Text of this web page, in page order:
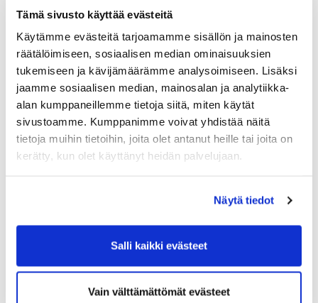
Tämä sivusto käyttää evästeitä
Käytämme evästeitä tarjoamamme sisällön ja mainosten
räätälöimiseen, sosiaalisen median ominaisuuksien
tukemiseen ja kävijämäärämme analysoimiseen. Lisäksi
jaamme sosiaalisen median, mainosalan ja analytiikka-
alan kumppaneillemme tietoja siitä, miten käytät
sivustoamme. Kumppanimme voivat yhdistää näitä
tietoja muihin tietoihin, joita olet antanut heille tai joita on
kerätty, kun olet käyttänyt heidän palvelujaan.
Näytä tiedot
Salli kaikki evästeet
Vain välttämättömät evästeet
Oletko järjestämässä rentoja juhlia -
synttärit isommallekin porukalle! Lauantai-illat